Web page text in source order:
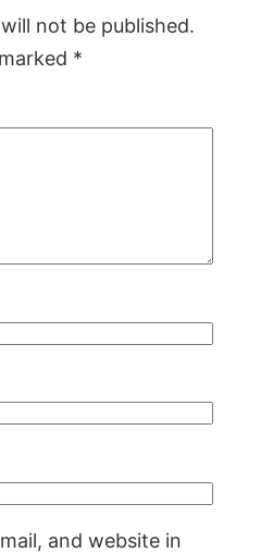
not be published.
*
and website in